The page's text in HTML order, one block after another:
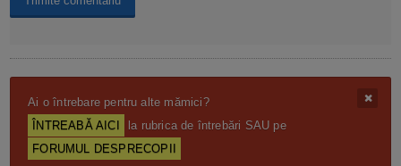
Ai o întrebare pentru alte mămici?
ÎNTREABĂ AICI
la rubrica de întrebări SAU pe
FORUMUL DESPRECOPII